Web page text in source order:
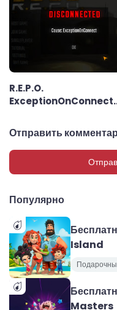
R.E.P.O.
ExceptionOnConnect
способы исправления
Отправить
Популярно
Island
Masters